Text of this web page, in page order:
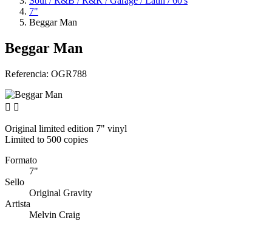
7"
Beggar Man
Beggar Man
Referencia: OGR788
 
Original limited edition 7" vinyl
Limited to 500 copies
Formato
7"
Sello
Original Gravity
Artista
Melvin Craig